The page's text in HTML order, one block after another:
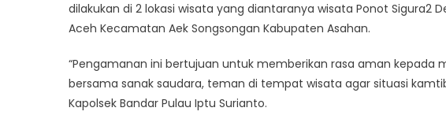
dilakukan di 2 lokasi wisata yang diantaranya wisata Ponot Sigura2
Aceh Kecamatan Aek Songsongan Kabupaten Asahan.
“Pengamanan ini bertujuan untuk memberikan rasa aman kepada
bersama sanak saudara, teman di tempat wisata agar situasi
Kapolsek Bandar Pulau Iptu Surianto.